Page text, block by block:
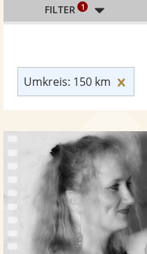
Umkreis: 150 km
FILTER 1